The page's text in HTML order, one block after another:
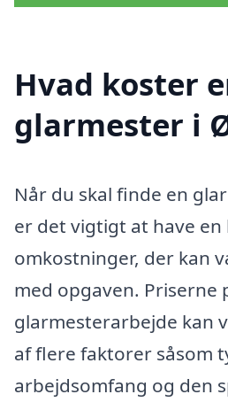
Hvad koster
glarmester i
Når du skal finde en
er det vigtigt at have en
omkostninger, der kan
med opgaven. Priserne
glarmesterarbejde kan
af flere faktorer såsom
arbejdsomfang og den